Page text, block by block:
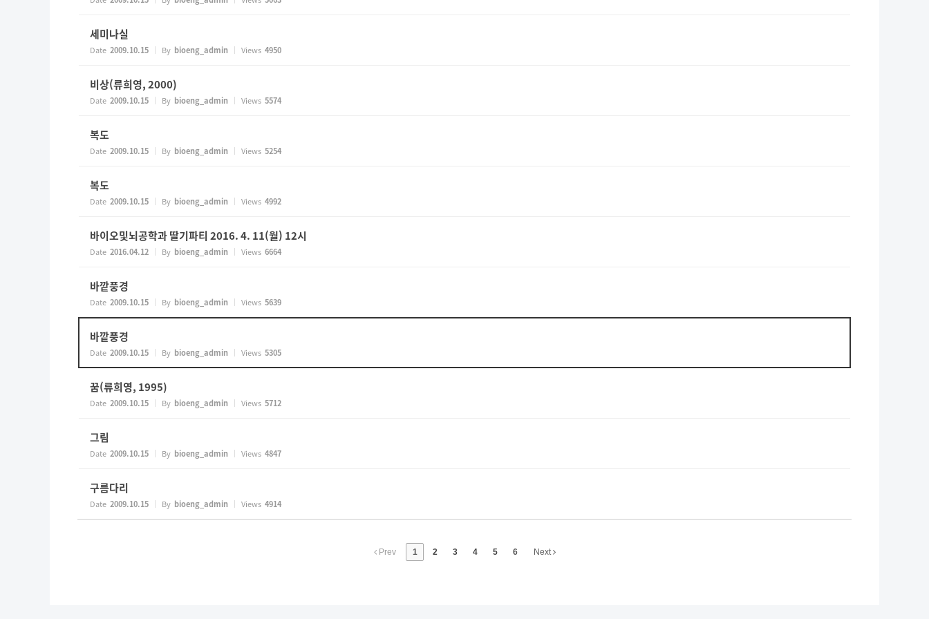
세미나실
Date 2009.10.15 By bioeng_admin Views 4950
비상(류희영, 2000)
Date 2009.10.15 By bioeng_admin Views 5574
복도
Date 2009.10.15 By bioeng_admin Views 5254
복도
Date 2009.10.15 By bioeng_admin Views 4992
바이오및뇌공학과 딸기파티 2016. 4. 11(월) 12시
Date 2016.04.12 By bioeng_admin Views 6664
바깥풍경
Date 2009.10.15 By bioeng_admin Views 5639
바깥풍경
Date 2009.10.15 By bioeng_admin Views 5305
꿈(류희영, 1995)
Date 2009.10.15 By bioeng_admin Views 5712
그림
Date 2009.10.15 By bioeng_admin Views 4847
구름다리
Date 2009.10.15 By bioeng_admin Views 4914
Prev 1 2 3 4 5 6 Next